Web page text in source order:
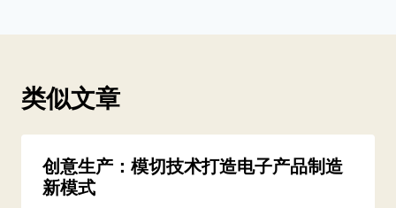
类似文章
创意生产：模切技术打造电子产品制造
新模式